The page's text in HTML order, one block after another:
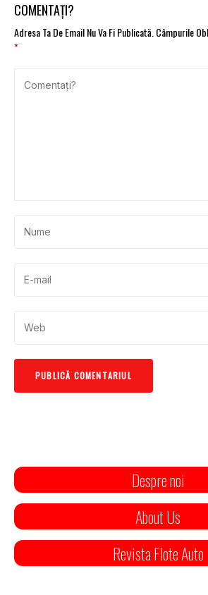
COMENTAȚI?
Adresa Ta De Email Nu Va Fi Publicată.Câmpurile
*
Despre noi
About Us
Revista Flote Auto